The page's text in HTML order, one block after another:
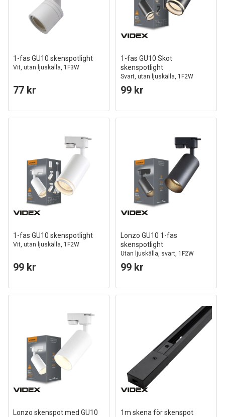
1-fas GU10 skenspotlight
Vit, utan ljuskälla, 1F3W
77 kr
1-fas GU10 Skot
skenspotlight
Svart, utan ljuskälla, 1F2W
99 kr
1-fas GU10 skenspotlight
Vit, utan ljuskälla, 1F2W
99 kr
Lonzo GU10 1-fas
skenspotlight
Utan ljuskälla, svart, 1F2W
99 kr
Lonzo skenspot med GU10
1m skena för skenspot